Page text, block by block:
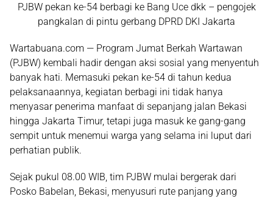
PJBW pekan ke-54 berbagi ke Bang Uce dkk – pengojek
pangkalan di pintu gerbang DPRD DKI Jakarta
Wartabuana.com — Program Jumat Berkah Wartawan
(PJBW) kembali hadir dengan aksi sosial yang menyentuh
banyak hati. Memasuki pekan ke-54 di tahun kedua
pelaksanaannya, kegiatan berbagi ini tidak hanya
menyasar penerima manfaat di sepanjang jalan Bekasi
hingga Jakarta Timur, tetapi juga masuk ke gang-gang
sempit untuk menemui warga yang selama ini luput dari
perhatian publik.
Sejak pukul 08.00 WIB, tim PJBW mulai bergerak dari
Posko Babelan, Bekasi, menyusuri rute panjang yang